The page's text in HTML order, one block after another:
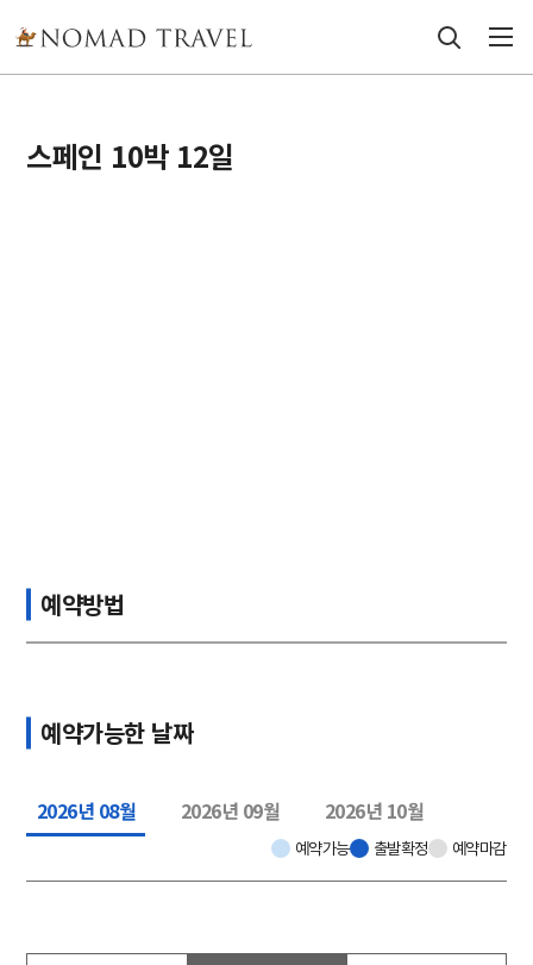
스페인 10박 12일
예약방법
예약가능한 날짜
2026년 08월 2026년 09월 2026년 10월
예약가능 출발확정 예약마감